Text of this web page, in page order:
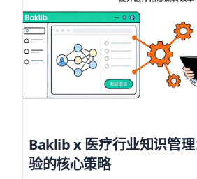
Baklib x 医疗行业知识管
验的核心策略